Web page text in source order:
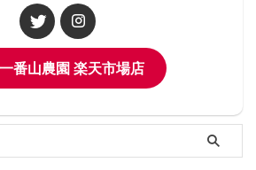
番山農園 楽天市場店